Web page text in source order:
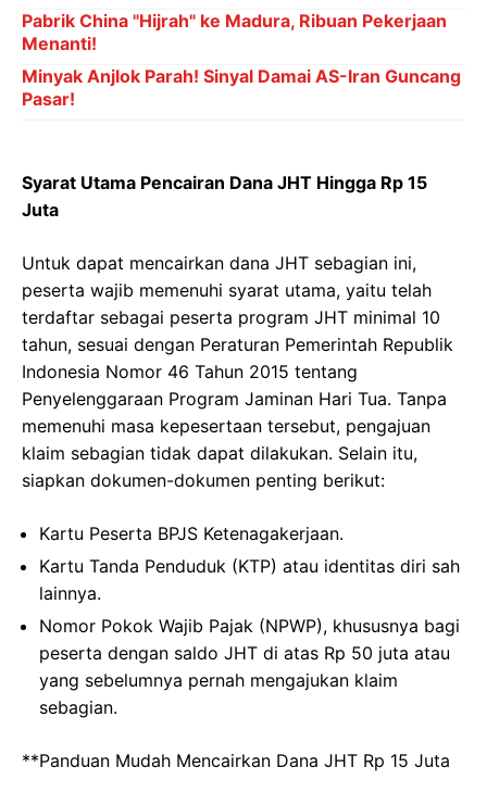
Pabrik China "Hijrah" ke Madura, Ribuan Pekerjaan
Menanti!
Minyak Anjlok Parah! Sinyal Damai AS-Iran Guncang
Pasar!
Syarat Utama Pencairan Dana JHT Hingga Rp 15
Juta
Untuk dapat mencairkan dana JHT sebagian ini,
peserta wajib memenuhi syarat utama, yaitu telah
terdaftar sebagai peserta program JHT minimal 10
tahun, sesuai dengan Peraturan Pemerintah Republik
Indonesia Nomor 46 Tahun 2015 tentang
Penyelenggaraan Program Jaminan Hari Tua. Tanpa
memenuhi masa kepesertaan tersebut, pengajuan
klaim sebagian tidak dapat dilakukan. Selain itu,
siapkan dokumen-dokumen penting berikut:
Kartu Peserta BPJS Ketenagakerjaan.
Kartu Tanda Penduduk (KTP) atau identitas diri sah
lainnya.
Nomor Pokok Wajib Pajak (NPWP), khususnya bagi
peserta dengan saldo JHT di atas Rp 50 juta atau
yang sebelumnya pernah mengajukan klaim
sebagian.
**Panduan Mudah Mencairkan Dana JHT Rp 15 Juta